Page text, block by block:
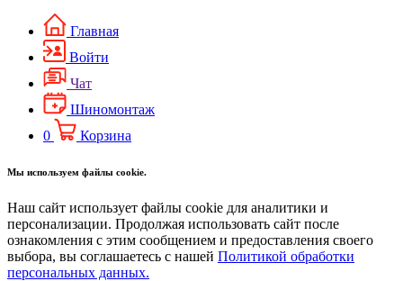
Главная
Войти
Чат
Шиномонтаж
0
Корзина
Мы используем файлы cookie.
Наш сайт использует файлы cookie для аналитики и
персонализации. Продолжая использовать сайт после
ознакомления с этим сообщением и предоставления своего
выбора, вы соглашаетесь с нашей Политикой обработки
персональных данных.